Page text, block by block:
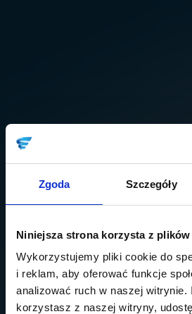
Zgoda Szczegóły
Niniejsza strona korzysta z
Wykorzystujemy pliki cookie do
i reklam, aby oferować funkcje
analizować ruch w naszej witrynie.
korzystasz z naszej witryny,